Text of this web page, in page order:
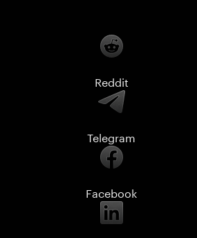
Reddit
Telegram
Facebook